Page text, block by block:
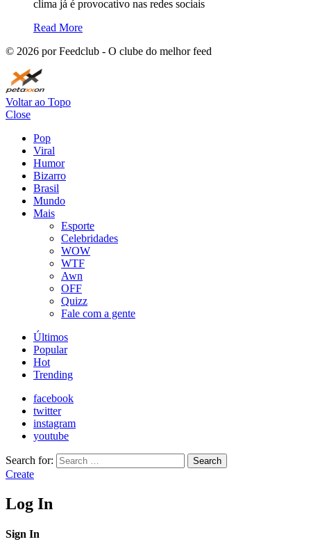
clima já é provocativo nas redes sociais
Read More
© 2026 por Feedclub - O clube do melhor feed
Voltar ao Topo
Close
Pop
Viral
Humor
Bizarro
Brasil
Mundo
Mais
Esporte
Celebridades
WOW
WTF
Awn
OFF
Quizz
Fale com a gente
Últimos
Popular
Hot
Trending
facebook
twitter
instagram
youtube
Search for: Search
Create
Log In
Sign In